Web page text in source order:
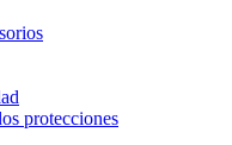
protecciones